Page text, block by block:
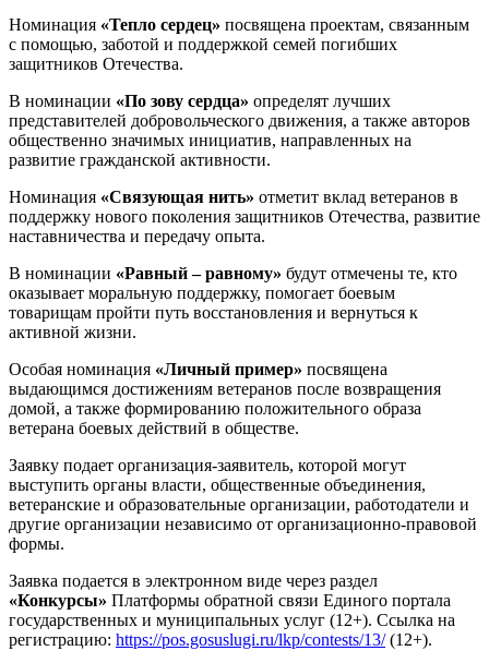
Номинация «Тепло сердец» посвящена проектам, связанным
с помощью, заботой и поддержкой семей погибших
защитников Отечества.
В номинации «По зову сердца» определят лучших
представителей добровольческого движения, а также авторов
общественно значимых инициатив, направленных на
развитие гражданской активности.
Номинация «Связующая нить» отметит вклад ветеранов в
поддержку нового поколения защитников Отечества, развитие
наставничества и передачу опыта.
В номинации «Равный – равному» будут отмечены те, кто
оказывает моральную поддержку, помогает боевым
товарищам пройти путь восстановления и вернуться к
активной жизни.
Особая номинация «Личный пример» посвящена
выдающимся достижениям ветеранов после возвращения
домой, а также формированию положительного образа
ветерана боевых действий в обществе.
Заявку подает организация-заявитель, которой могут
выступить органы власти, общественные объединения,
ветеранские и образовательные организации, работодатели и
другие организации независимо от организационно-правовой
формы.
Заявка подается в электронном виде через раздел
«Конкурсы» Платформы обратной связи Единого портала
государственных и муниципальных услуг (12+). Ссылка на
регистрацию: https://pos.gosuslugi.ru/lkp/contests/13/(12+).